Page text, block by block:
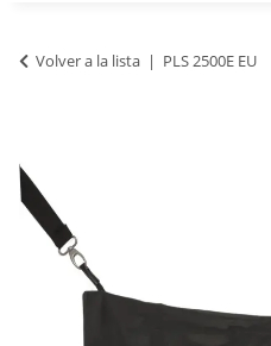
Volver a la lista PLS 2500E EU